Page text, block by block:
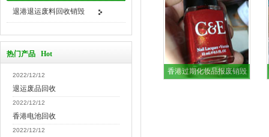
退港退运废料回收销毁
热门产品 Hot
2022/12/12
退运废品回收
2022/12/12
香港电池回收
2022/12/12
香港过期化妆品报废销毁